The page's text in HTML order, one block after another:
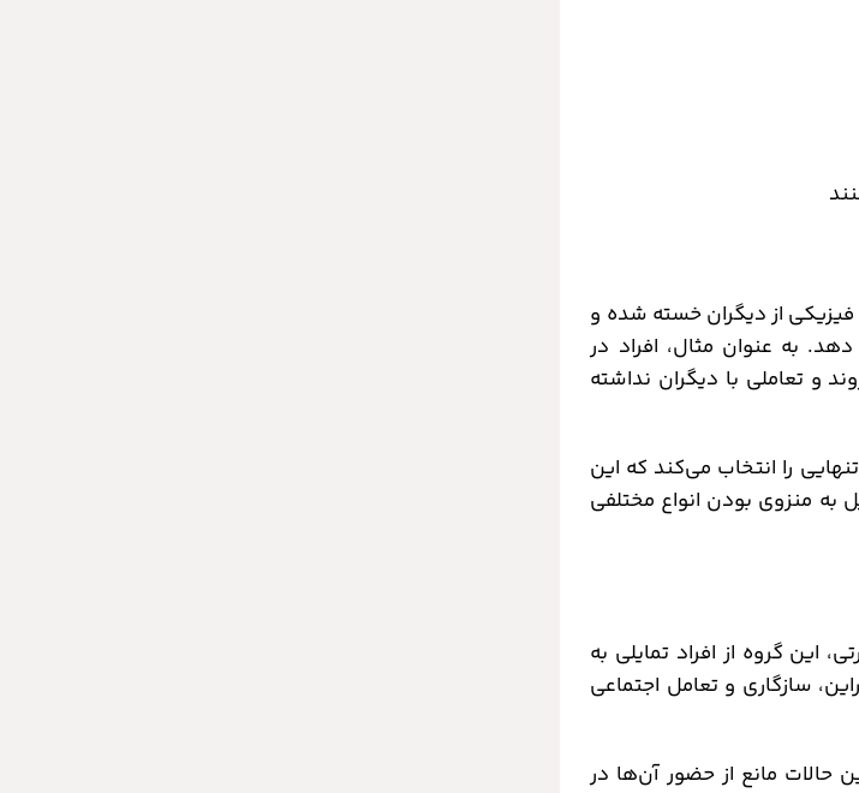
از دیگران خسته شده و
به عنوان مثال، افراد در
و تعاملی با دیگران نداشته
تنهایی را انتخاب می‌کند که این
منزوی بودن انواع مختلفی
این گروه از افراد تمایلی به
سازگاری و تعامل اجتماعی
حالات مانع از حضور آن‌ها در